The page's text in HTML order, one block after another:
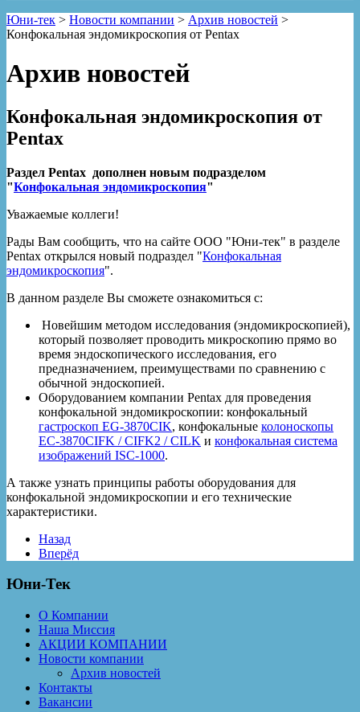
Юни-тек > Новости компании > Архив новостей >
Конфокальная эндомикроскопия от Pentax
Архив новостей
Конфокальная эндомикроскопия от
Pentax
Раздел Pentax дополнен новым подразделом
"Конфокальная эндомикроскопия"
Уважаемые коллеги!
Рады Вам сообщить, что на сайте ООО "Юни-тек" в разделе
Pentax открылся новый подраздел "Конфокальная
эндомикроскопия".
В данном разделе Вы сможете ознакомиться с:
Новейшим методом исследования (эндомикроскопией),
который позволяет проводить микроскопию прямо во
время эндоскопического исследования, его
предназначением, преимуществами по сравнению с
обычной эндоскопией.
Оборудованием компании Pentax для проведения
конфокальной эндомикроскопии: конфокальный
гастроскоп EG-3870CIK, конфокальные колоноскопы
EC-3870CIFK / CIFK2 / CILK и конфокальная система
изображений ISC-1000.
А также узнать принципы работы оборудования для
конфокальной эндомикроскопии и его технические
характеристики.
Назад
Вперёд
Юни-Тек
О Компании
Наша Миссия
АКЦИИ КОМПАНИИ
Новости компании
Архив новостей
Контакты
Вакансии